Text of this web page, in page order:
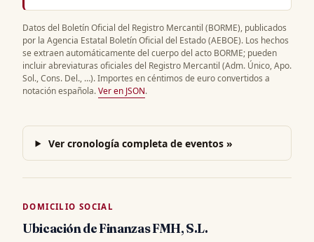
Datos del Boletín Oficial del Registro Mercantil (BORME), publicados
por la Agencia Estatal Boletín Oficial del Estado (AEBOE). Los hechos
se extraen automáticamente del cuerpo del acto BORME; pueden
incluir abreviaturas oficiales del Registro Mercantil (Adm. Único, Apo.
Sol., Cons. Del., …). Importes en céntimos de euro convertidos a
notación española.Ver en JSON.
Ver cronología completa de eventos »
DOMICILIO SOCIAL
Ubicación de Finanzas FMH, S.L.